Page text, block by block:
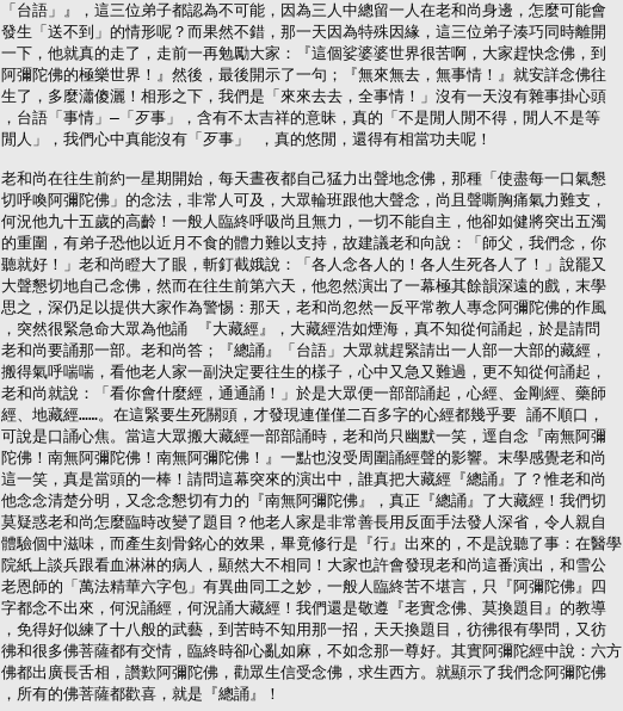
「台語」』，這三位弟子都認為不可能，因為三人中總留一人在老和尚身邊，怎麼可能會
發生「送不到」的情形呢？而果然不錯，那一天因為特殊因緣，這三位弟子湊巧同時離開
一下，他就真的走了，走前一再勉勵大家：『這個娑婆婆世界很苦啊，大家趕快念佛，到
阿彌陀佛的極樂世界！』然後，最後開示了一句；『無來無去，無事情！』就安詳念佛往
生了，多麼瀟傻灑！相形之下，我們是「來來去去，全事情！」沒有一天沒有雜事掛心頭
，台語「事情」—「歹事」，含有不太吉祥的意昧，真的「不是閒人閒不得，閒人不是等
閒人」，我們心中真能沒有「歹事」 ，真的悠閒，還得有相當功夫呢！
老和尚在往生前約一星期開始，每天晝夜都自己猛力出聲地念佛，那種「使盡每一口氣懇
切呼喚阿彌陀佛」的念法，非常人可及，大眾輪班跟他大聲念，尚且聲嘶胸痛氣力難支，
何況他九十五歲的高齡！一般人臨終呼吸尚且無力，一切不能自主，他卻如健將突出五濁
的重圍，有弟子恐他以近月不食的體力難以支持，故建議老和向說：「師父，我們念，你
聽就好！」老和尚瞪大了眼，斬釘截娥說：「各人念各人的！各人生死各人了！」說罷又
大聲懇切地自己念佛，然而在往生前第六天，他忽然演出了一幕極其餘韻深遠的戲，末學
思之，深仍足以提供大家作為警惕：那天，老和尚忽然一反平常教人專念阿彌陀佛的作風
，突然很緊急命大眾為他誦 『大藏經』，大藏經浩如煙海，真不知從何誦起，於是請問
老和尚要誦那一部。老和尚答；『總誦』「台語」大眾就趕緊請出一人部一大部的藏經，
搬得氣呼喘喘，看他老人家一副決定要往生的樣子，心中又急又難過，更不知從何誦起，
老和尚就說：「看你會什麼經，通通誦！」於是大眾便一部部誦起，心經、金剛經、藥師
經、地藏經……。在這緊要生死關頭，才發現連僅僅二百多字的心經都幾乎要 誦不順口，
可說是口誦心焦。當這大眾搬大藏經一部部誦時，老和尚只幽默一笑，逕自念『南無阿彌
陀佛！南無阿彌陀佛！南無阿彌陀佛！』一點也沒受周圍誦經聲的影響。末學感覺老和尚
這一笑，真是當頭的一棒！請問這幕突來的演出中，誰真把大藏經『總誦』了？惟老和尚
他念念清楚分明，又念念懇切有力的『南無阿彌陀佛』，真正『總誦』了大藏經！我們切
莫疑惑老和尚怎麼臨時改變了題目？他老人家是非常善長用反面手法發人深省，令人親自
體驗個中滋味，而產生刻骨銘心的效果，畢竟修行是『行』出來的，不是說聽了事：在醫學
院紙上談兵跟看血淋淋的病人，顯然大不相同！大家也許會發現老和尚這番演出，和雪公
老恩師的「萬法精華六字包」有異曲同工之妙，一般人臨終苦不堪言，只『阿彌陀佛』四
字都念不出來，何況誦經，何況誦大藏經！我們還是敬遵『老實念佛、莫換題目』的教導
，免得好似練了十八般的武藝，到苦時不知用那一招，天天換題目，彷彿很有學問，又彷
彿和很多佛菩薩都有交情，臨終時卻心亂如麻，不如念那一尊好。其實阿彌陀經中說：六方
佛都出廣長舌相，讚歎阿彌陀佛，勸眾生信受念佛，求生西方。就顯示了我們念阿彌陀佛
，所有的佛菩薩都歡喜，就是『總誦』！